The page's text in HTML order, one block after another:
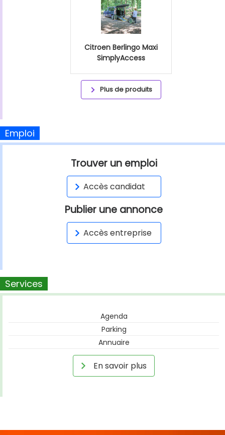
Citroen Berlingo Maxi
SimplyAccess
Plus de produits
Emploi
Trouver un emploi
Accès candidat
Publier une annonce
Accès entreprise
Services
Agenda
Parking
Annuaire
En savoir plus